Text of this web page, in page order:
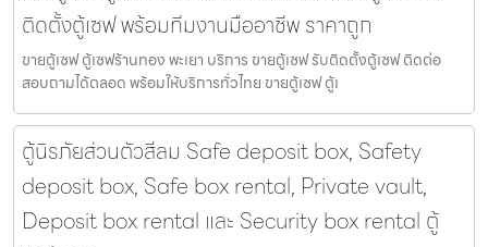
ติดตั้งตู้เซฟ พร้อมทีมงานมืออาชีพ ราคาถูก
ขายตู้เซฟ ตู้เซฟร้านทอง พะเยา บริการ ขายตู้เซฟ รับติดตั้งตู้เซฟ ติดต่อ
สอบถามได้ตลอด พร้อมให้บริการทั่วไทย ขายตู้เซฟ ตู้เ
ตู้นิรภัยส่วนตัวสีลม Safe deposit box, Safety
deposit box, Safe box rental, Private vault,
Deposit box rental และ Security box rental ตู้